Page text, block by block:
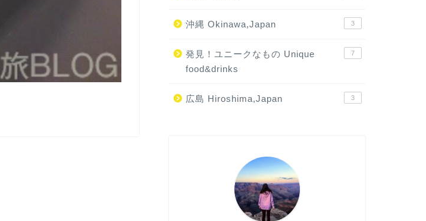
沖縄 Okinawa,Japan 3
発見！ユニークなもの Unique
food&drinks
7
広島 Hiroshima,Japan 3